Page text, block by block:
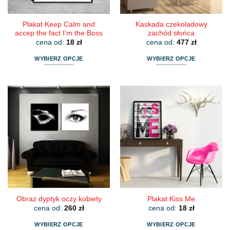
produktu
produktu
Plakat Keep Calm and
accep the fact I’m the Boss
cena od: 18 zł
WYBIERZ OPCJE
ma
wiele
wariantów.
Opcje
stronie
produktu
Kaskada czekoladowy
zachód słońca
cena od: 477 zł
WYBIERZ OPCJE
wiele
wariantów.
Opcje
można
wybrać
na
stronie
produktu
Obraz dyptyk oczy kobiety
cena od: 260 zł
WYBIERZ OPCJE
Plakat Kiss Me
cena od: 18 zł
WYBIERZ OPCJE